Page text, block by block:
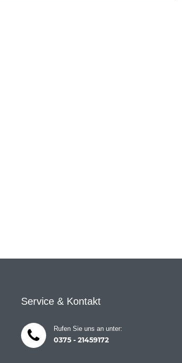
Service & Kontakt
Rufen Sie uns an unter:
0375 - 21459172